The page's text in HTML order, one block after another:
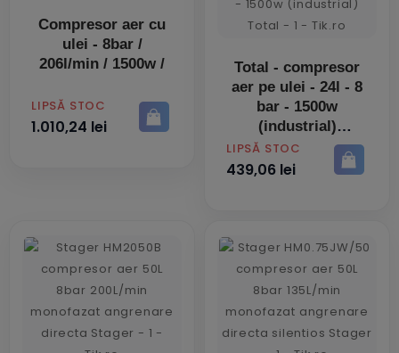
Compresor aer cu
ulei - 8bar /
206l/min / 1500w /
PRET
LIPSĂ STOC
1.010,24 lei
Total - compresor
aer pe ulei - 24l - 8
bar - 1500w
(industrial)
PRET
LIPSĂ STOC
439,06 lei